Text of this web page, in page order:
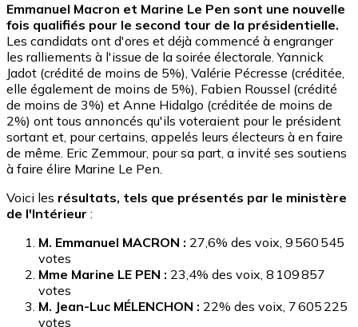
Emmanuel Macron et Marine Le Pen sont une nouvelle
fois qualifiés pour le second tour de la présidentielle.
Les candidats ont d'ores et déjà commencé à engranger
les ralliements à l'issue de la soirée électorale. Yannick
Jadot (crédité de moins de 5%), Valérie Pécresse (créditée,
elle également de moins de 5%), Fabien Roussel (crédité
de moins de 3%) et Anne Hidalgo (créditée de moins de
2%) ont tous annoncés qu'ils voteraient pour le président
sortant et, pour certains, appelés leurs électeurs à en faire
de même. Eric Zemmour, pour sa part, a invité ses soutiens
à faire élire Marine Le Pen.
Voici les résultats, tels que présentés par le ministère
de l'Intérieur :
M. Emmanuel MACRON : 27,6% des voix, 9 560 545
votes
Mme Marine LE PEN : 23,4% des voix, 8 109 857
votes
M. Jean-Luc MÉLENCHON : 22% des voix, 7 605 225
votes